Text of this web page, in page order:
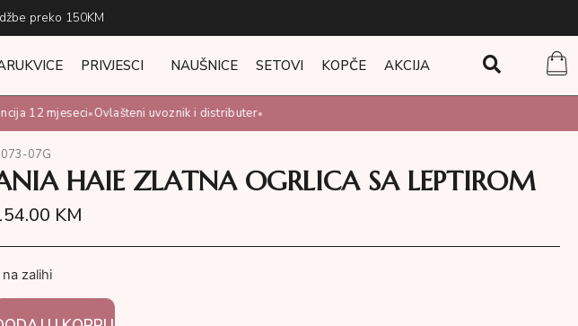
preko 150KM
PRIVJESCI NAUŠNICE SETOVI KOPČE AKCIJA
12 mjeseci•Ovlašteni uvoznik i distributer•
07G
HAIE ZLATNA OGRLICA SA LEPTIROM
KM
na zalihi